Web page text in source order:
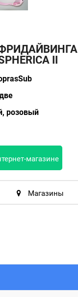
II
розовый
магазине
Магазины